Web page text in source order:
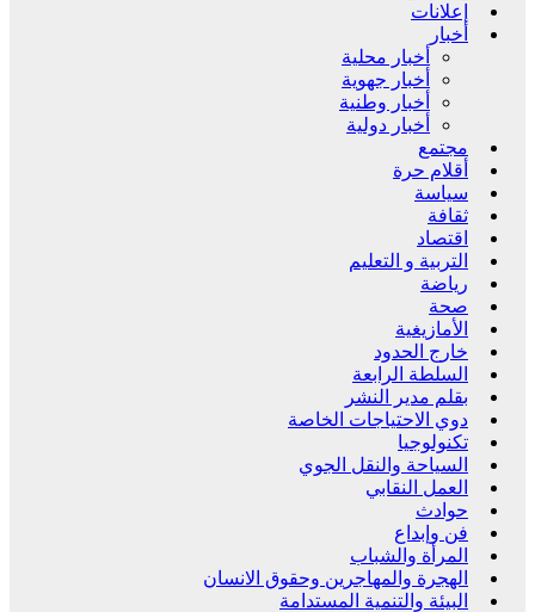
إعلانات
أخبار
أخبار محلية
أخبار جهوية
أخبار وطنية
أخبار دولية
مجتمع
أقلام حرة
سياسة
ثقافة
اقتصاد
التربية و التعليم
رياضة
صحة
الأمازيغية
خارج الحدود
السلطة الرابعة
بقلم مدير النشر
دوي الاحتياجات الخاصة
تكنولوجيا
السياحة والنقل الجوي
العمل النقابي
حوادث
فن وإبداع
المرأة والشباب
الهجرة والمهاجرين وحقوق الانسان
البيئة والتنمية المستدامة